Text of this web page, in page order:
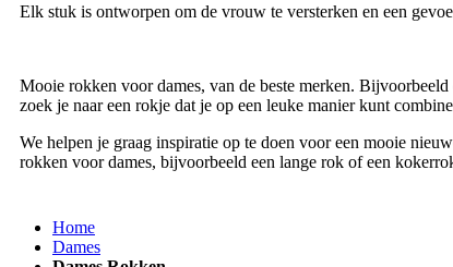
Elk stuk is ontworpen om de vrouw te versterken en een
Mooie rokken voor dames, van de beste merken.
zoek je naar een rokje dat je op een leuke manier kunt
We helpen je graag inspiratie op te doen voor een mooie
rokken voor dames, bijvoorbeeld een lange rok of een
Home
Dames